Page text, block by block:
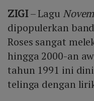
ZIGI– Lagu
dipopulerkan
Roses sangat
hingga 2000-an
tahun 1991 ini
telinga dengan